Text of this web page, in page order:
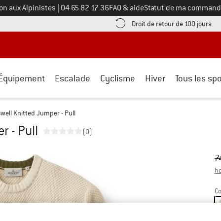
aux Alpinistes Appelez-nous au
04 65 82 17 36FAQ & aideStatut de ma
les informations de paiement ici ! Ouvre une boîte d'information
Droit de retour de 100 jours
Escalade Cyclisme Hiver Tous les
Knitted Jumper - Pull
- Pull (0)